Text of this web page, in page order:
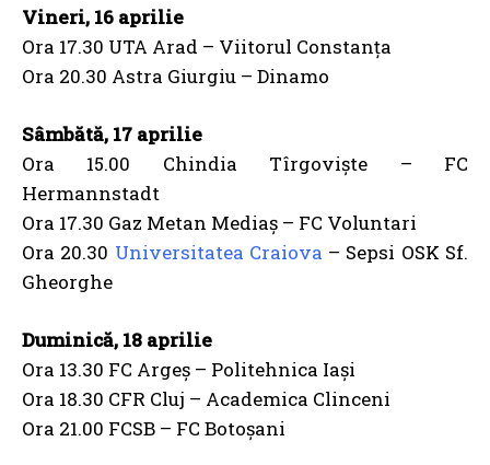
Vineri, 16 aprilie
Ora 17.30 UTA Arad – Viitorul Constanța
Ora 20.30 Astra Giurgiu – Dinamo
Sâmbătă, 17 aprilie
Ora 15.00 Chindia Tîrgoviște – FC
Hermannstadt
Ora 17.30 Gaz Metan Mediaș – FC Voluntari
Ora 20.30 Universitatea Craiova – Sepsi OSK Sf.
Gheorghe
Duminică, 18 aprilie
Ora 13.30 FC Argeș – Politehnica Iași
Ora 18.30 CFR Cluj – Academica Clinceni
Ora 21.00 FCSB – FC Botoșani